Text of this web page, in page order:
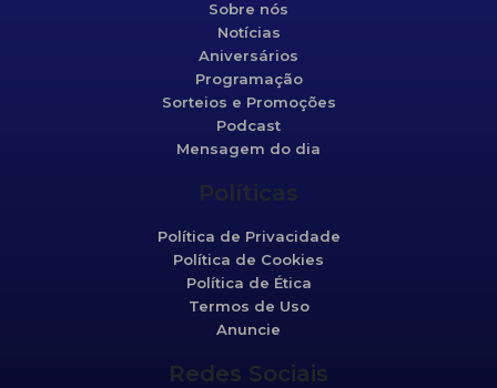
Sobre nós
Notícias
Aniversários
Programação
Sorteios e Promoções
Podcast
Mensagem do dia
Políticas
Política de Privacidade
Política de Cookies
Política de Ética
Termos de Uso
Anuncie
Redes Sociais